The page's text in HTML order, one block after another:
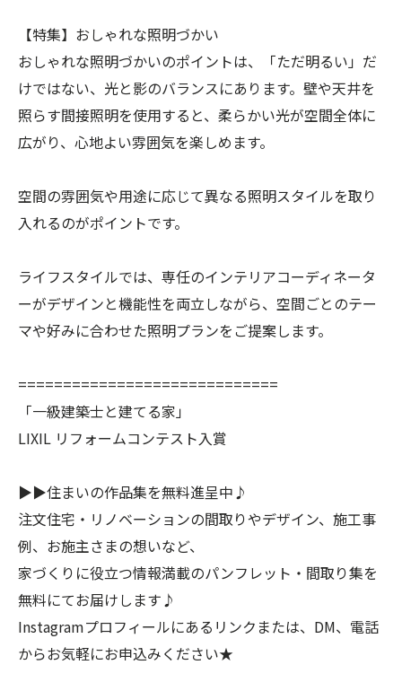
【特集】おしゃれな照明づかい
おしゃれな照明づかいのポイントは、「ただ明るい」だ
けではない、光と影のバランスにあります。壁や天井を
照らす間接照明を使用すると、柔らかい光が空間全体に
広がり、心地よい雰囲気を楽しめます。
空間の雰囲気や用途に応じて異なる照明スタイルを取り
入れるのがポイントです。
ライフスタイルでは、専任のインテリアコーディネータ
ーがデザインと機能性を両立しながら、空間ごとのテー
マや好みに合わせた照明プランをご提案します。
=============================
「一級建築士と建てる家」
LIXIL リフォームコンテスト入賞
▶▶住まいの作品集を無料進呈中♪
注文住宅・リノベーションの間取りやデザイン、施工事
例、お施主さまの想いなど、
家づくりに役立つ情報満載のパンフレット・間取り集を
無料にてお届けします♪
Instagramプロフィールにあるリンクまたは、DM、電話
からお気軽にお申込みください★